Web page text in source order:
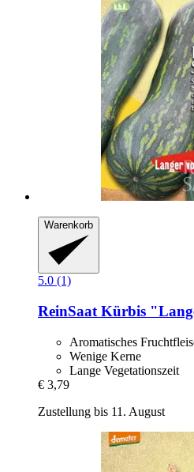
Warenkorb
5.0 (1)
ReinSaat Kürbis
Aromatisches
Wenige Kerne
Lange Vegetationszeit
€ 3,79
Zustellung bis 11. August